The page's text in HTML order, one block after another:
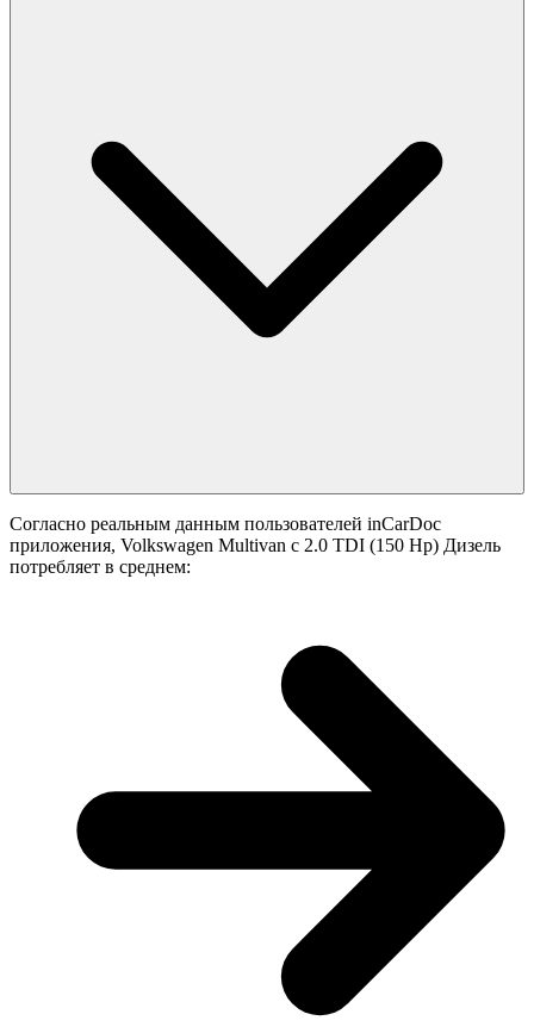
Согласно реальным данным пользователей inCarDoc
приложения, Volkswagen Multivan с 2.0 TDI (150 Hp) Дизель
потребляет в среднем: